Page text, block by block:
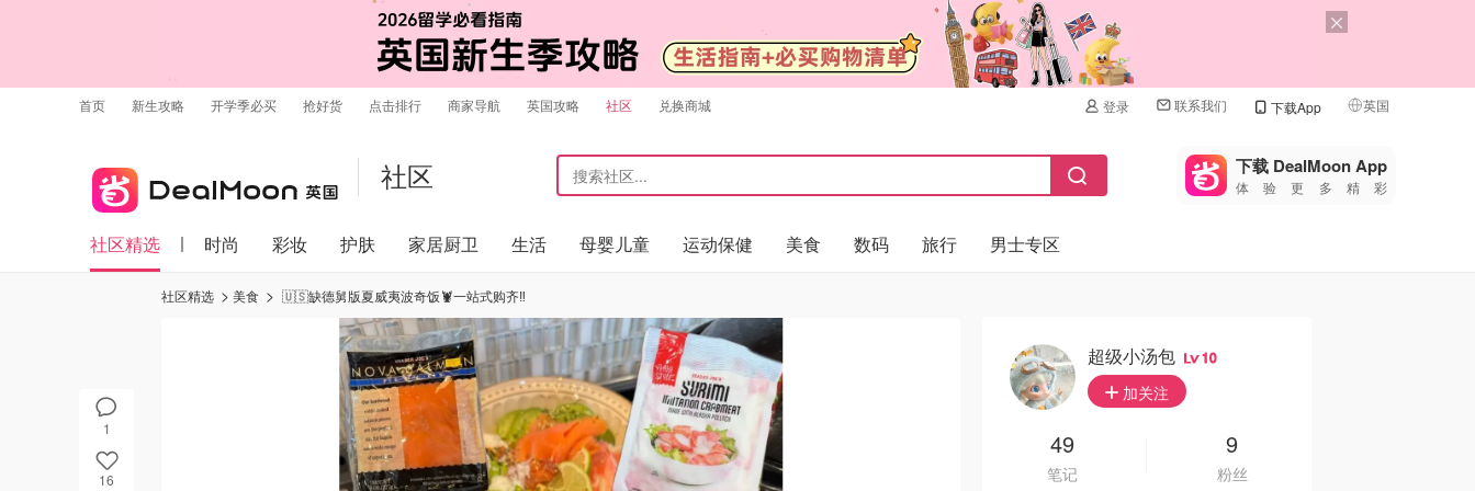
首页 新生攻略 开学季必买 抢好货 点击排行 商家导航 英国攻略 社区 兑换商城 登录 联系我们 下载App 英国
🇺🇸
🇨🇳 中国
社区 下载 DealMoon App
体验更多精彩
社区精选 时尚 彩妆 护肤 家居厨卫 生活 母婴儿童 运动保健 美食 数码 旅行 男士专区
1
16
社区精选 美食 🇺🇸缺德舅版夏威夷波奇饭🦞一站式购齐‼️
超级小汤包 10
加关注
49
笔记
9
粉丝